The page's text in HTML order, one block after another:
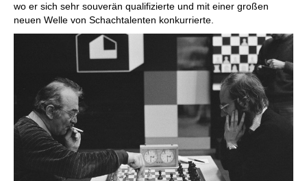
wo er sich sehr souverän qualifizierte und mit einer großen
neuen Welle von Schachtalenten konkurrierte.